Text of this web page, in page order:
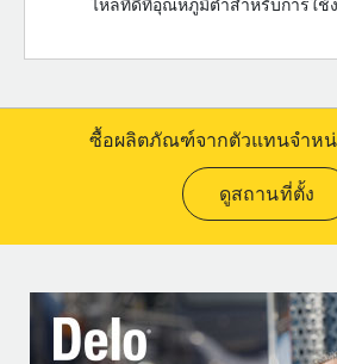
ซื้อผลิตภัณฑ์จากตัวแทนจำห
ดูสถานที่ตั้ง